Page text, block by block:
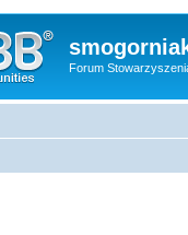
Forum